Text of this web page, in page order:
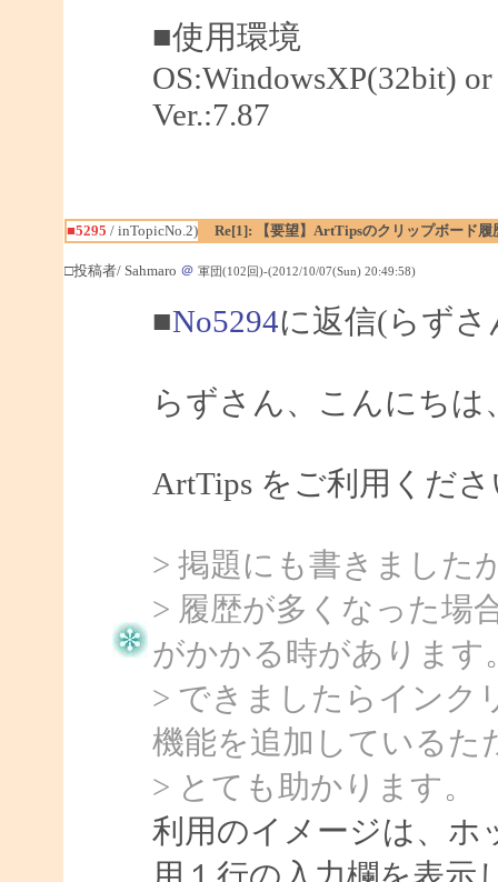
■使用環境
OS:WindowsXP(32bit)
Ver.:7.87
■5295 / inTopicNo.2) Re[1]: 【要望】ArtTipsのクリップボード
□投稿者/ Sahmaro ＠ 軍団(102回)-(2012/10/07(Sun) 20:49:58)
■No5294に返信(らずさ
らずさん、こんにちは
ArtTips をご利用くだ
> 掲題にも書きました
> 履歴が多くなった場
がかかる時があります
> できましたらインク
機能を追加しているた
> とても助かります。
利用のイメージは、ホ